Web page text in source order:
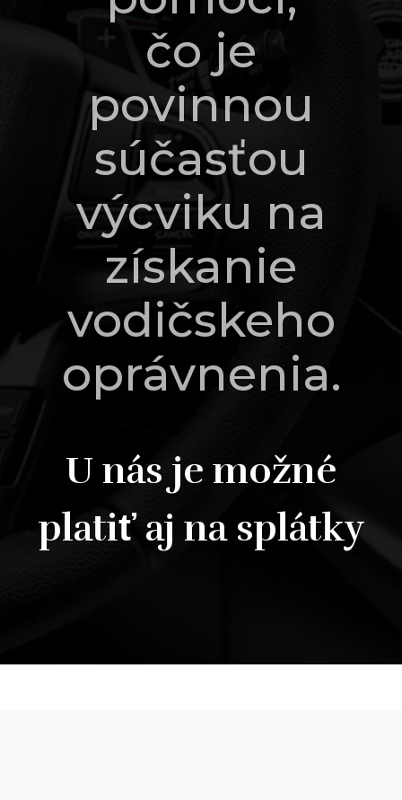
čo je
povinnou
súčasťou
výcviku na
získanie
vodičskeho
oprávnenia.
U nás je možné
platiť aj na splátky